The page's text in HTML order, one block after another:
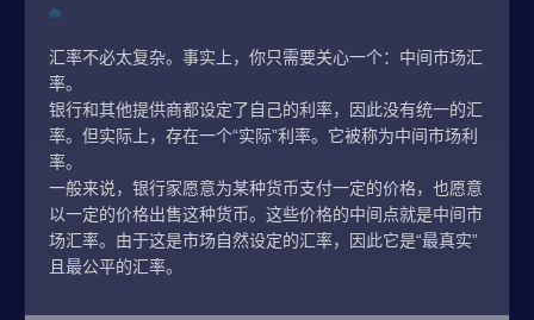
汇率不必太复杂。事实上，你只需要关心一个：中间市场汇
率。
银行和其他提供商都设定了自己的利率，因此没有统一的汇
率。但实际上，存在一个“实际”利率。它被称为中间市场利
率。
一般来说，银行家愿意为某种货币支付一定的价格，也愿意
以一定的价格出售这种货币。这些价格的中间点就是中间市
场汇率。由于这是市场自然设定的汇率，因此它是“最真实”
且最公平的汇率。